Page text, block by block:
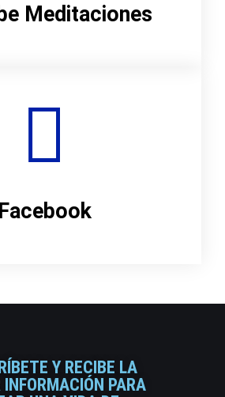
Meditaciones
Facebook
Y RECIBE LA
INFORMACIÓN PARA